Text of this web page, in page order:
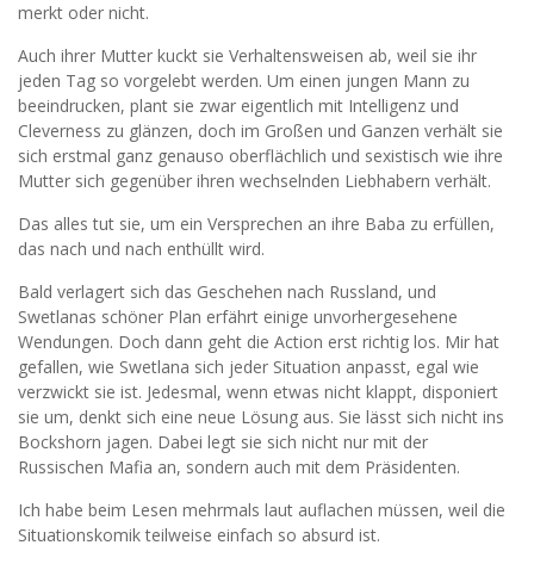
merkt oder nicht.
Auch ihrer Mutter kuckt sie Verhaltensweisen ab, weil sie ihr
jeden Tag so vorgelebt werden. Um einen jungen Mann zu
beeindrucken, plant sie zwar eigentlich mit Intelligenz und
Cleverness zu glänzen, doch im Großen und Ganzen verhält sie
sich erstmal ganz genauso oberflächlich und sexistisch wie ihre
Mutter sich gegenüber ihren wechselnden Liebhabern verhält.
Das alles tut sie, um ein Versprechen an ihre Baba zu erfüllen,
das nach und nach enthüllt wird.
Bald verlagert sich das Geschehen nach Russland, und
Swetlanas schöner Plan erfährt einige unvorhergesehene
Wendungen. Doch dann geht die Action erst richtig los. Mir hat
gefallen, wie Swetlana sich jeder Situation anpasst, egal wie
verzwickt sie ist. Jedesmal, wenn etwas nicht klappt, disponiert
sie um, denkt sich eine neue Lösung aus. Sie lässt sich nicht ins
Bockshorn jagen. Dabei legt sie sich nicht nur mit der
Russischen Mafia an, sondern auch mit dem Präsidenten.
Ich habe beim Lesen mehrmals laut auflachen müssen, weil die
Situationskomik teilweise einfach so absurd ist.